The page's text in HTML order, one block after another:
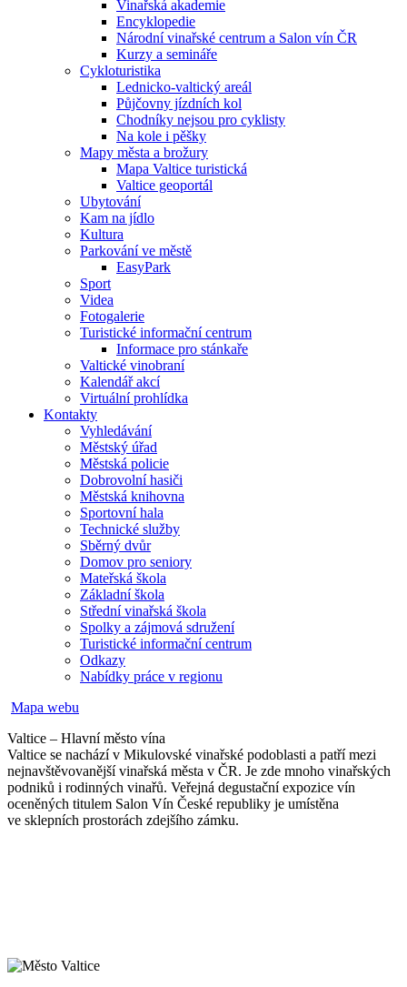
Vinařská akademie
Encyklopedie
Národní vinařské centrum a Salon vín ČR
Kurzy a semináře
Cykloturistika
Lednicko-valtický areál
Půjčovny jízdních kol
Chodníky nejsou pro cyklisty
Na kole i pěšky
Mapy města a brožury
Mapa Valtice turistická
Valtice geoportál
Ubytování
Kam na jídlo
Kultura
Parkování ve městě
EasyPark
Sport
Videa
Fotogalerie
Turistické informační centrum
Informace pro stánkaře
Valtické vinobraní
Kalendář akcí
Virtuální prohlídka
Kontakty
Vyhledávání
Městský úřad
Městská policie
Dobrovolní hasiči
Městská knihovna
Sportovní hala
Technické služby
Sběrný dvůr
Domov pro seniory
Mateřská škola
Základní škola
Střední vinařská škola
Spolky a zájmová sdružení
Turistické informační centrum
Odkazy
Nabídky práce v regionu
Mapa webu
Valtice – Hlavní město vína
Valtice se nachází v Mikulovské vinařské podoblasti a patří mezi
nejnavštěvovanější vinařská města v ČR. Je zde mnoho vinařských
podniků i rodinných vinařů. Veřejná degustační expozice vín
oceněných titulem Salon Vín České republiky je umístěna
ve sklepních prostorách zdejšího zámku.